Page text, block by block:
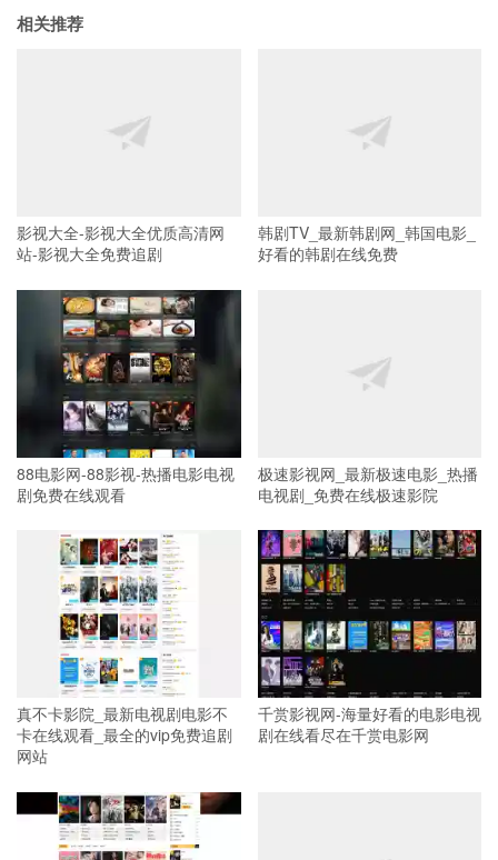
相关推荐
影视大全-影视大全优质高清网
站-影视大全免费追剧
韩剧TV_最新韩剧网_韩国电影_
好看的韩剧在线免费
88电影网-88影视-热播电影电视
剧免费在线观看
极速影视网_最新极速电影_热播
电视剧_免费在线极速影院
真不卡影院_最新电视剧电影不
卡在线观看_最全的vip免费追剧
网站
千赏影视网-海量好看的电影电视
剧在线看尽在千赏电影网